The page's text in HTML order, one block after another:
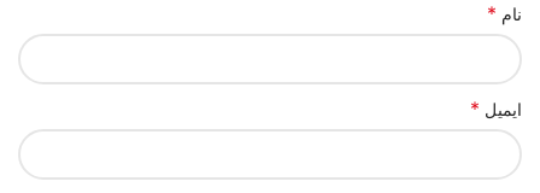
نام *
ایمیل *